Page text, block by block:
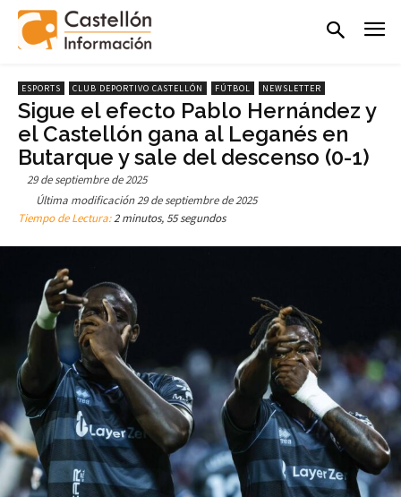
ESPORTS CLUB DEPORTIVO CASTELLÓN FÚTBOL NEWSLETTER
Sigue el efecto Pablo Hernández y
el Castellón gana al Leganés en
Butarque y sale del descenso (0-1)
29 de septiembre de 2025
Última modificación29 de septiembre de 2025
Tiempo de Lectura:2 minutos, 55 segundos